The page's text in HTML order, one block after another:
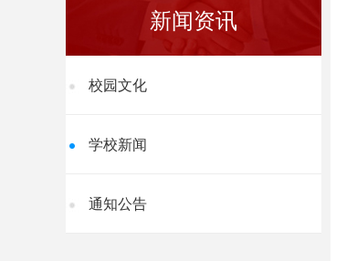
新闻资讯
校园文化
学校新闻
通知公告